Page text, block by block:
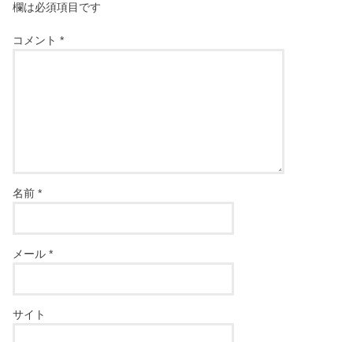
欄は必須項目です
コメント*
名前*
メール*
サイト